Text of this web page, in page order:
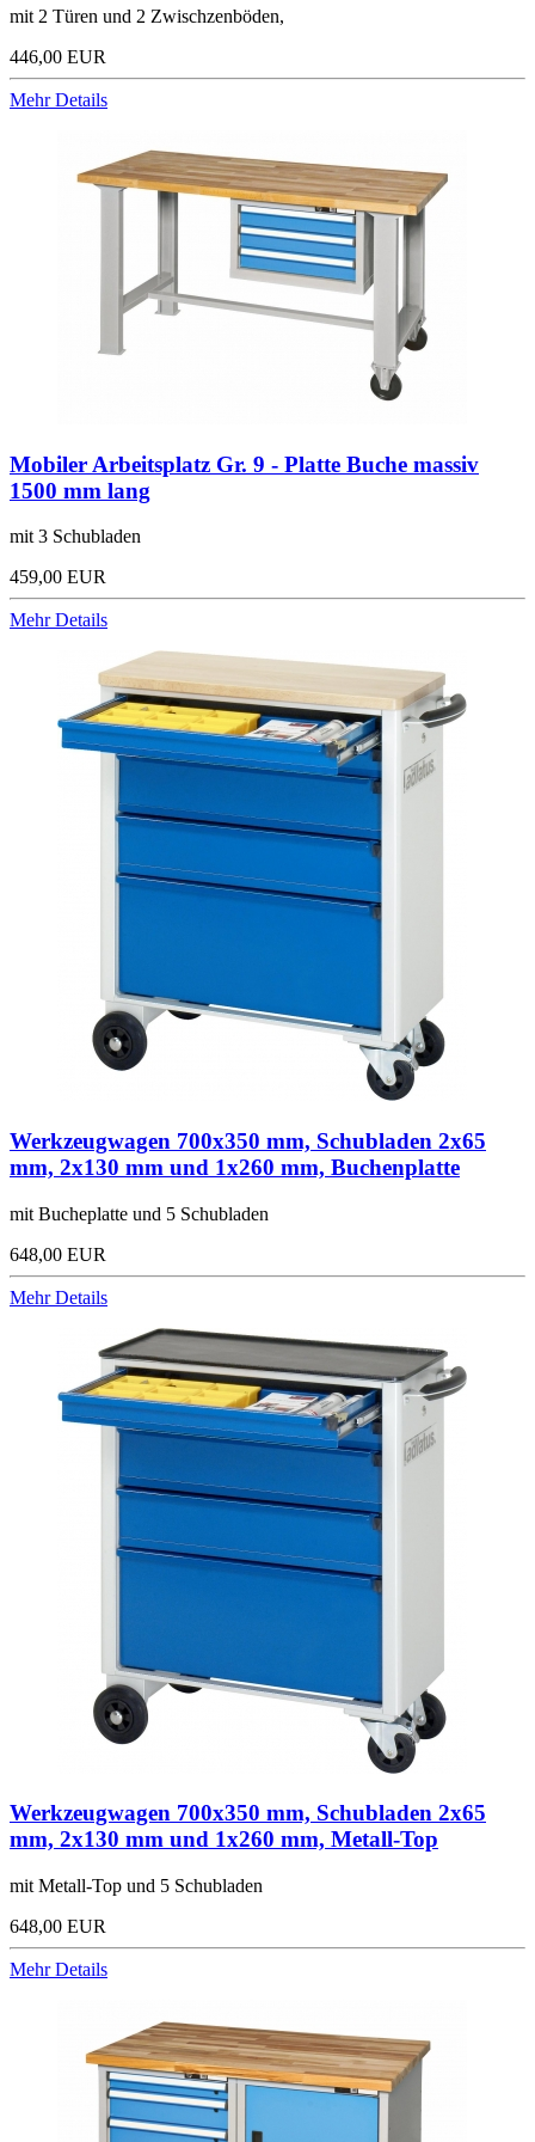
mit 2 Türen und 2 Zwischzenböden,
446,00 EUR
Mehr Details
Mobiler Arbeitsplatz Gr. 9 - Platte Buche massiv
1500 mm lang
mit 3 Schubladen
459,00 EUR
Mehr Details
Werkzeugwagen 700x350 mm, Schubladen 2x65
mm, 2x130 mm und 1x260 mm, Buchenplatte
mit Bucheplatte und 5 Schubladen
648,00 EUR
Mehr Details
Werkzeugwagen 700x350 mm, Schubladen 2x65
mm, 2x130 mm und 1x260 mm, Metall-Top
mit Metall-Top und 5 Schubladen
648,00 EUR
Mehr Details